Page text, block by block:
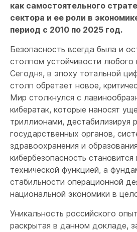
как самостоятельного
сектора и ее роли в
период с 2010 по 2025 год.
Безопасность всегда была и
столпом устойчивости любого
Сегодня, в эпоху тотальной
столп обретает новое,
Мир столкнулся с
кибератак, которые наносят
триллионами, дестабилизируя
государственных органов,
здравоохранения и
кибербезопасность становится
технической функцией, а
стабильности операционной
национальной экономики в
Уникальность российского
раскрытая в данном докладе,